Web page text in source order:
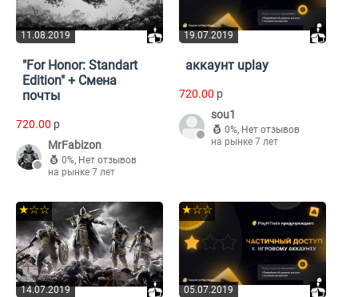
11.08.2019
"For Honor: Standart
Edition" + Смена
почты
720.00 p
MrFabizon
0%, Нет отзывов
на рынке 7 лет
19.07.2019
аккаунт uplay
720.00 p
sou1
0%, Нет отзывов
на рынке 7 лет
14.07.2019
★☆☆
05.07.2019
★☆☆